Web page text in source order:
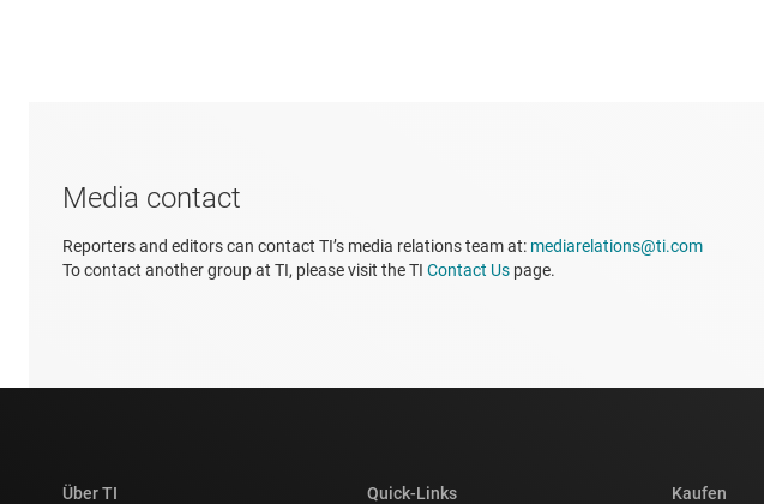
Media contact
Reporters and editors can contact TI’s media relations team at: mediarelations@ti.com
To contact another group at TI, please visit the TI Contact Us page.
Über TI Quick-Links Kaufen